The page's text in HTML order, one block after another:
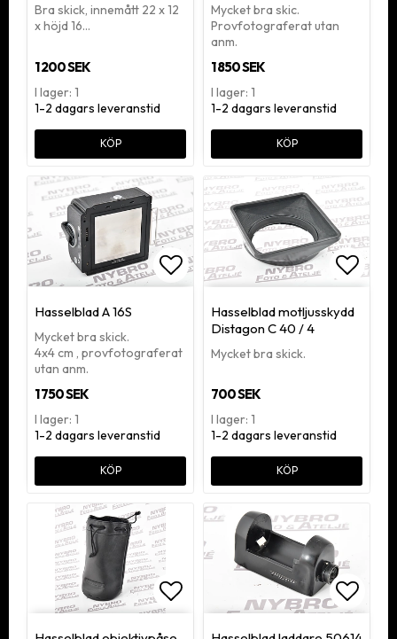
Bra skick, innemått 22 x 12
x höjd 16…
1 200 SEK
I lager: 1
1-2 dagars leveranstid
KÖP
Mycket bra skic.
Provfotograferat utan
anm.
1 850 SEK
I lager: 1
1-2 dagars leveranstid
KÖP
Hasselblad A 16S
Mycket bra skick.
4x4 cm , provfotograferat
utan anm.
1 750 SEK
I lager: 1
1-2 dagars leveranstid
KÖP
Hasselblad motljusskydd
Distagon C 40 / 4
Mycket bra skick.
700 SEK
I lager: 1
1-2 dagars leveranstid
KÖP